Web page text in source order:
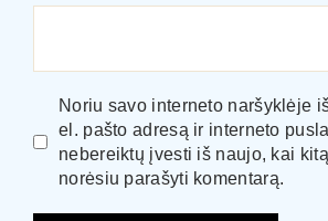
Noriu savo interneto naršyklėje
el. pašto adresą ir interneto
nebereiktų įvesti iš naujo, kai
norėsiu parašyti komentarą.